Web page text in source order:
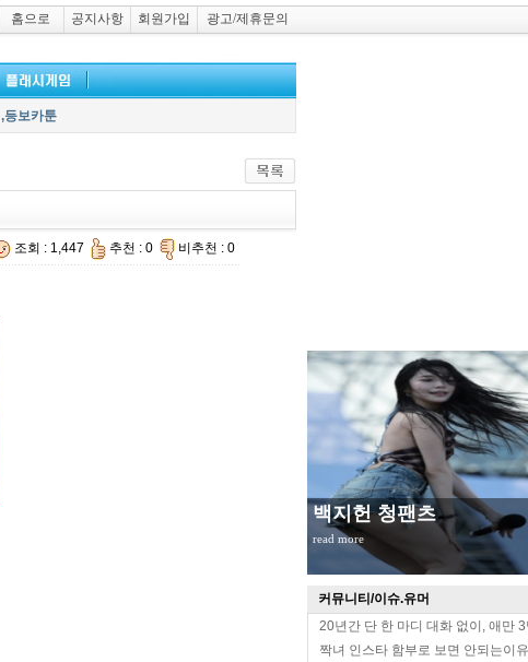
홈으로 공지사항 회원가입 광고/제휴문의
백지헌 청팬츠
read more
커뮤니티/이슈.유머
20년간 단 한 마디 대화 없이, 애만
짝녀 인스타 함부로 보면 안되는이유
,등보카툰
조회 : 1,447 추천 : 0 비추천 : 0